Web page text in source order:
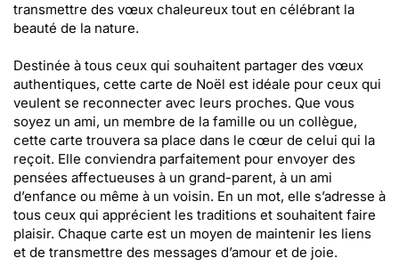
transmettre des vœux chaleureux tout en célébrant la
beauté de la nature.
Destinée à tous ceux qui souhaitent partager des vœux
authentiques, cette carte de Noël est idéale pour ceux qui
veulent se reconnecter avec leurs proches. Que vous
soyez un ami, un membre de la famille ou un collègue,
cette carte trouvera sa place dans le cœur de celui qui la
reçoit. Elle conviendra parfaitement pour envoyer des
pensées affectueuses à un grand-parent, à un ami
d’enfance ou même à un voisin. En un mot, elle s’adresse à
tous ceux qui apprécient les traditions et souhaitent faire
plaisir. Chaque carte est un moyen de maintenir les liens
et de transmettre des messages d’amour et de joie.